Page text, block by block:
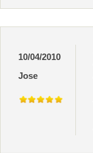
10/04/2010
Jose